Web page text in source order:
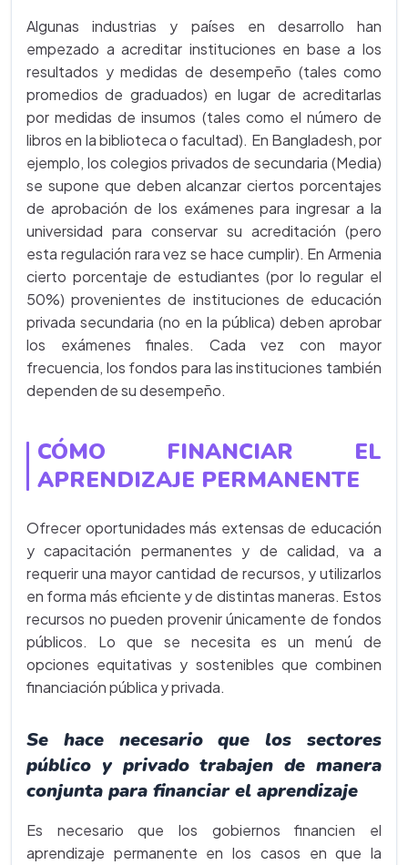
Algunas industrias y países en desarrollo han
empezado a acreditar instituciones en base a los
resultados y medidas de desempeño (tales como
promedios de graduados) en lugar de acreditarlas
por medidas de insumos (tales como el número de
libros en la biblioteca o facultad). En Bangladesh, por
ejemplo, los colegios privados de secundaria (Media)
se supone que deben alcanzar ciertos porcentajes
de aprobación de los exámenes para ingresar a la
universidad para conservar su acreditación (pero
esta regulación rara vez se hace cumplir). En Armenia
cierto porcentaje de estudiantes (por lo regular el
50%) provenientes de instituciones de educación
privada secundaria (no en la pública) deben aprobar
los exámenes finales. Cada vez con mayor
frecuencia, los fondos para las instituciones también
dependen de su desempeño.
CÓMO FINANCIAR EL
APRENDIZAJE PERMANENTE
Ofrecer oportunidades más extensas de educación
y capacitación permanentes y de calidad, va a
requerir una mayor cantidad de recursos, y utilizarlos
en forma más eficiente y de distintas maneras. Estos
recursos no pueden provenir únicamente de fondos
públicos. Lo que se necesita es un menú de
opciones equitativas y sostenibles que combinen
financiación pública y privada.
Se hace necesario que los sectores
público y privado trabajen de manera
conjunta para financiar el aprendizaje
Es necesario que los gobiernos financien el
aprendizaje permanente en los casos en que la